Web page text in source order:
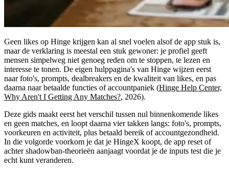
Geen likes op Hinge krijgen kan al snel voelen alsof de app stuk is,
maar de verklaring is meestal een stuk gewoner: je profiel geeft
mensen simpelweg niet genoeg reden om te stoppen, te lezen en
interesse te tonen. De eigen hulppagina's van Hinge wijzen eerst
naar foto's, prompts, dealbreakers en de kwaliteit van likes, en pas
daarna naar betaalde functies of accountpaniek (Hinge Help Center,
Why Aren't I Getting Any Matches?, 2026).
Deze gids maakt eerst het verschil tussen nul binnenkomende likes
en geen matches, en loopt daarna vier takken langs: foto's, prompts,
voorkeuren en activiteit, plus betaald bereik of accountgezondheid.
In die volgorde voorkom je dat je HingeX koopt, de app reset of
achter shadowban-theorieën aanjaagt voordat je de inputs test die je
echt kunt veranderen.